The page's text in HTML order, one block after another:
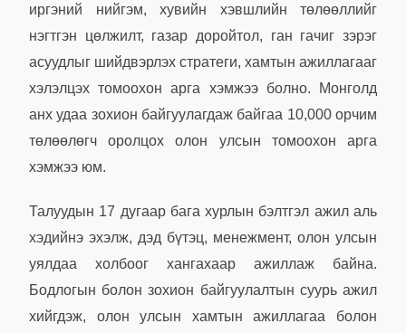
иргэний нийгэм, хувийн хэвшлийн төлөөллийг
нэгтгэн цөлжилт, газар доройтол, ган гачиг зэрэг
асуудлыг шийдвэрлэх стратеги, хамтын ажиллагааг
хэлэлцэх томоохон арга хэмжээ болно. Монголд
анх удаа зохион байгуулагдаж байгаа 10,000 орчим
төлөөлөгч оролцох олон улсын томоохон арга
хэмжээ юм.
Талуудын 17 дугаар бага хурлын бэлтгэл ажил аль
хэдийнэ эхэлж, дэд бүтэц, менежмент, олон улсын
уялдаа холбоог хангахаар ажиллаж байна.
Бодлогын болон зохион байгуулалтын суурь ажил
хийгдэж, олон улсын хамтын ажиллагаа болон